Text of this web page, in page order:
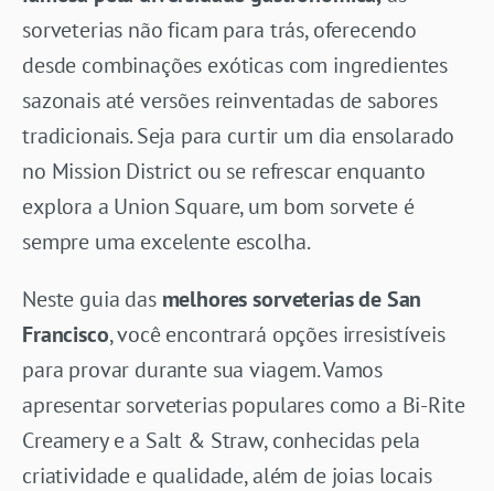
sorveterias não ficam para trás, oferecendo
desde combinações exóticas com ingredientes
sazonais até versões reinventadas de sabores
tradicionais. Seja para curtir um dia ensolarado
no Mission District ou se refrescar enquanto
explora a Union Square, um bom sorvete é
sempre uma excelente escolha.
Neste guia das melhores sorveterias de San
Francisco, você encontrará opções irresistíveis
para provar durante sua viagem. Vamos
apresentar sorveterias populares como a Bi-Rite
Creamery e a Salt & Straw, conhecidas pela
criatividade e qualidade, além de joias locais